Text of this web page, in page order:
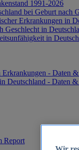
1991-2026
bei Geburt nach
Erkrankungen in
Geschlecht in
in
Erkrankungen - Daten
Deutschland - Daten
Report